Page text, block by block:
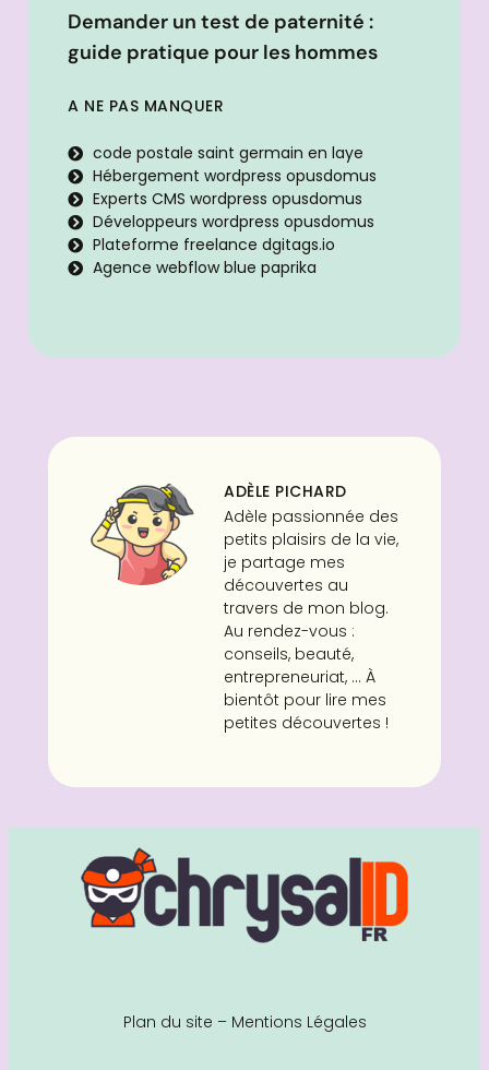
Demander un test de paternité :
guide pratique pour les hommes
A NE PAS MANQUER
code postale saint germain en laye
Hébergement wordpress opusdomus
Experts CMS wordpress opusdomus
Développeurs wordpress opusdomus
Plateforme freelance dgitags.io
Agence webflow blue paprika
ADÈLE PICHARD
Adèle passionnée des
petits plaisirs de la vie,
je partage mes
découvertes au
travers de mon blog.
Au rendez-vous :
conseils, beauté,
entrepreneuriat, ... À
bientôt pour lire mes
petites découvertes !
Plan du site – Mentions Légales